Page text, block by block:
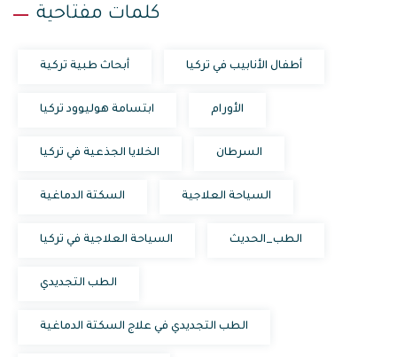
كلمات مفتاحية
أبحاث طبية تركية أطفال الأنابيب في تركيا
ابتسامة هوليوود تركيا الأورام
الخلايا الجذعية في تركيا السرطان
السكتة الدماغية السياحة العلاجية
السياحة العلاجية في تركيا الطب_الحديث
الطب التجديدي
الطب التجديدي في علاج السكتة الدماغية